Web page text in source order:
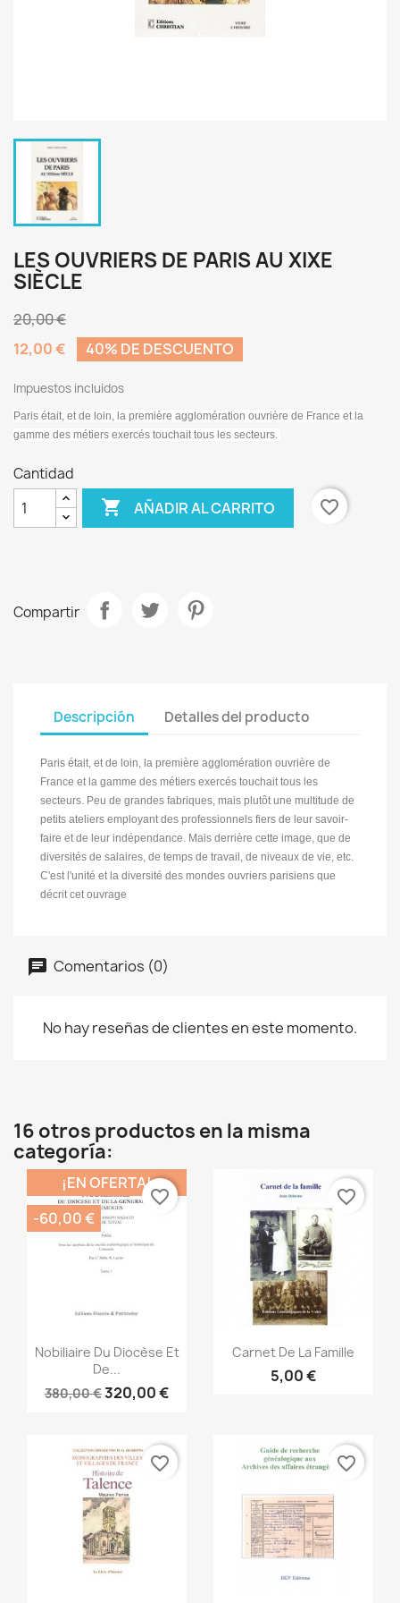
LES OUVRIERS DE PARIS AU XIXE
SIÈCLE
20,00 €
12,00 €
40% DE DESCUENTO
Impuestos incluidos
Paris était, et de loin, la première agglomération ouvrière de France et la
gamme des métiers exercés touchait tous les secteurs.
Cantidad
 AÑADIR AL CARRITO favorite_border
Compartir
Descripción Detalles del producto
Paris était, et de loin, la première agglomération ouvrière de
France et la gamme des métiers exercés touchait tous les
secteurs. Peu de grandes fabriques, mais plutôt une multitude de
petits ateliers employant des professionnels fiers de leur savoir-
faire et de leur indépendance. Mais derrière cette image, que de
diversités de salaires, de temps de travail, de niveaux de vie, etc.
C'est l'unité et la diversité des mondes ouvriers parisiens que
décrit cet ouvrage
Comentarios (0)
No hay reseñas de clientes en este momento.
16 otros productos en la misma
categoría:
Vista rápida
Nobiliaire Du Diocèse Et
De...
380,00 €320,00 €
¡EN OFERTA!
-60,00 €
favorite_border
Vista rápida
Carnet De La Famille
5,00 €
favorite_border
favorite_border favorite_border